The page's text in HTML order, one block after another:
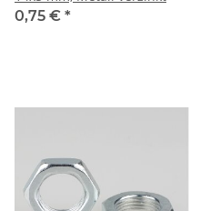
0,75 € *